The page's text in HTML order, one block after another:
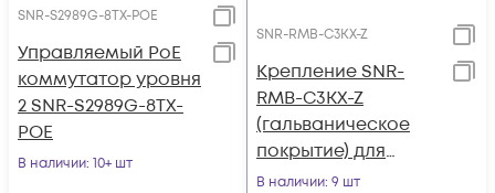
SNR-S2989G-8TX-POE
Управляемый PoE
коммутатор уровня
2 SNR-S2989G-8TX-
POE
В наличии: 10+ шт
SNR-RMB-C3KX-Z
Крепление SNR-
RMB-C3KX-Z
(гальваническое
покрытие) для
коммутаторов
В наличии: 9 шт